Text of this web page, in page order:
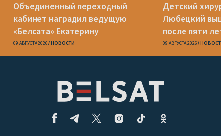
Объединенный переходный
кабинет наградил ведущую
«Белсата» Екатерину
Водоносову и еще 8 человек
09 АВГУСТА 2026 НОВОСТИ
Детский
Любецкий
после пяти
09 АВГУСТА 2026